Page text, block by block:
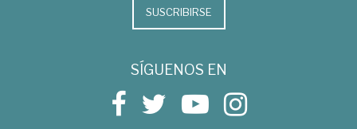
SUSCRIBIRSE
SÍGUENOS EN